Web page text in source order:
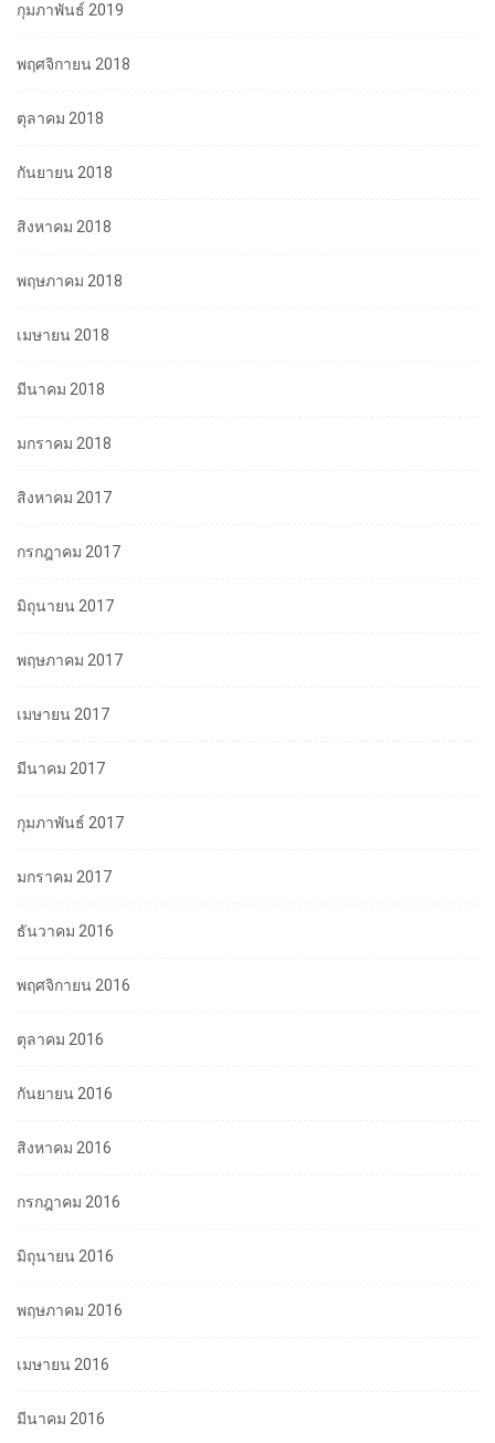
กุมภาพันธ์ 2019
พฤศจิกายน 2018
ตุลาคม 2018
กันยายน 2018
สิงหาคม 2018
พฤษภาคม 2018
เมษายน 2018
มีนาคม 2018
มกราคม 2018
สิงหาคม 2017
กรกฎาคม 2017
มิถุนายน 2017
พฤษภาคม 2017
เมษายน 2017
มีนาคม 2017
กุมภาพันธ์ 2017
มกราคม 2017
ธันวาคม 2016
พฤศจิกายน 2016
ตุลาคม 2016
กันยายน 2016
สิงหาคม 2016
กรกฎาคม 2016
มิถุนายน 2016
พฤษภาคม 2016
เมษายน 2016
มีนาคม 2016